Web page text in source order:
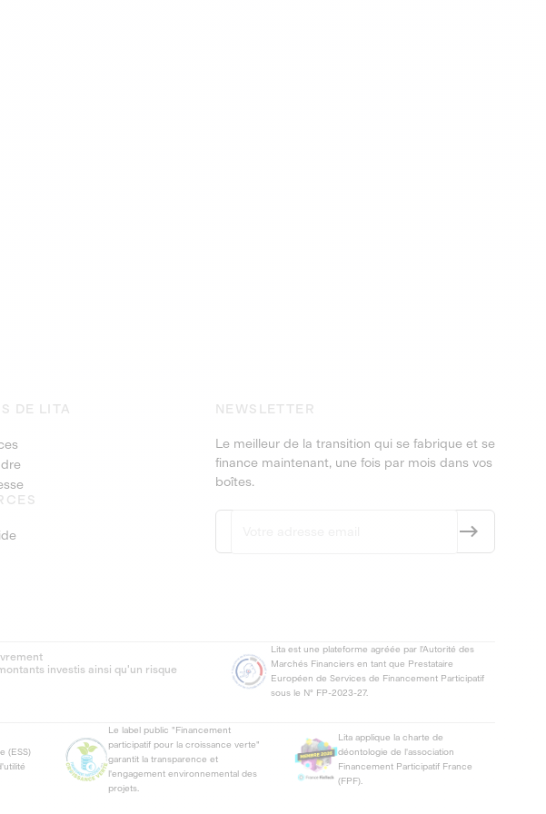
DE LITA NEWSLETTER
Le meilleur de la transition qui se fabrique et se
finance maintenant, une fois par mois dans vos
boîtes.
investis ainsi qu'un risque
Lita est une plateforme agréée par l'Autorité des
Marchés Financiers en tant que Prestataire
Européen de Services de Financement Participatif
sous le N° FP-2023-27.
(ESS)
Le label public "Financement
participatif pour la croissance verte"
garantit la transparence et
l'engagement environnemental des
projets.
Lita applique la charte de
déontologie de l'association
Financement Participatif France
(FPF).